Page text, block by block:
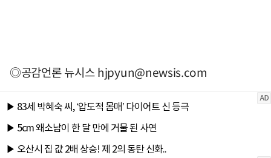
◎공감언론 뉴시스hjpyun@newsis.com